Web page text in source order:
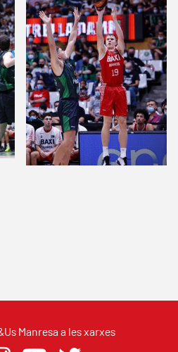
Manresa a les xarxes